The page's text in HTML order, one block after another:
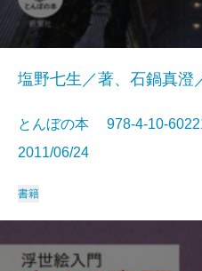
塩野七生／著、石鍋真澄
とんぼの本 978-4-10-
2011/06/24
書籍